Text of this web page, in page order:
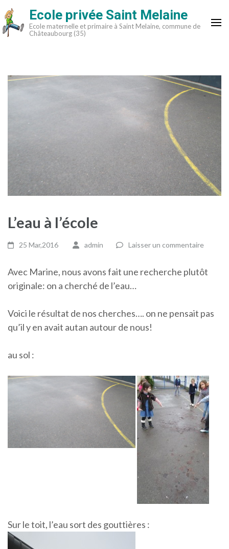
Aller
au
contenu
Ecole privée Saint Melaine
Ecole maternelle et primaire à Saint Melaine, commune de
Châteaubourg (35)
L’eau à l’école
25 Mar,2016 admin Laisser un commentaire
Avec Marine, nous avons fait une recherche plutôt
originale: on a cherché de l’eau…
Voici le résultat de nos cherches…. on ne pensait pas
qu’il y en avait autan autour de nous!
au sol :
Sur le toit, l’eau sort des gouttières :